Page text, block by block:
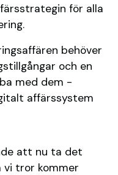
för alla
behöver
och en
med dem -
affärssystem
att nu ta det
tror kommer